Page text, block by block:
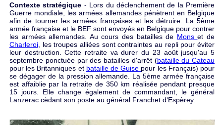
Contexte stratégique - Lors du déclenchement de la Première
Guerre mondiale, les armées allemandes pénètrent en Belgique
afin de tourner les armées françaises et les détruire. La 5ème
armée française et le BEF sont envoyés en Belgique pour contrer
les armées allemandes. Au cours des batailles de Monset de
Charleroi , les troupes alliées sont contraintes au repli pour éviter
leur destruction. Cette retraite va durer du 23 août jusqu'au 5
septembre ponctuée par des batailles d'arrêt (bataille du Cateau
pour les Britanniques et bataille de Guise pour les Français) pour
se dégager de la pression allemande. La 5ème armée française
est affaiblie par la retraite de 350 km réalisée pendant presque
15 jours. Elle change également de commandant, le général
Lanzerac cèdant son poste au général Franchet d'Espèrey.